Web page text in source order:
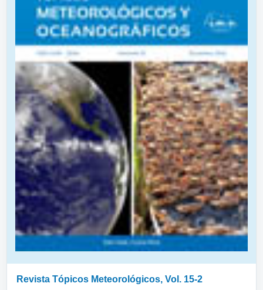
Revista Tópicos Meteorológicos, Vol. 15-2